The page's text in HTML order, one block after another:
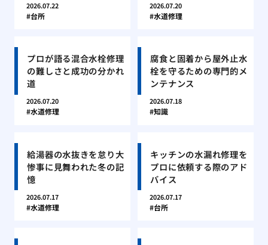
2026.07.22
台所
2026.07.20
水道修理
プロが語る混合水栓修理
の難しさと成功の分かれ
道
2026.07.20
水道修理
腐食と固着から屋外止水
栓を守るための専門的メ
ンテナンス
2026.07.18
知識
給湯器の水抜きを怠り大
惨事に見舞われた冬の記
憶
2026.07.17
水道修理
キッチンの水漏れ修理を
プロに依頼する際のアド
バイス
2026.07.17
台所